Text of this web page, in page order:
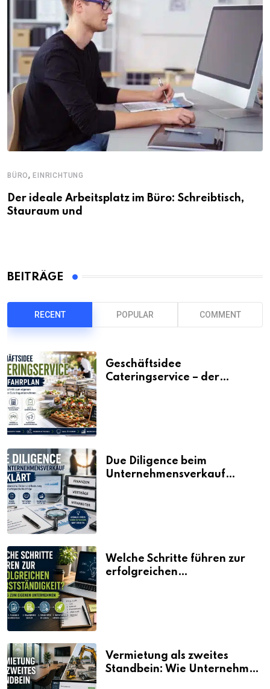
BÜRO,EINRICHTUNG
Der ideale Arbeitsplatz im Büro: Schreibtisch,
Stauraum und
BEITRÄGE
RECENT POPULAR COMMENT
Geschäftsidee
Cateringservice – der
Due Diligence beim
Unternehmensverkauf
Welche Schritte führen zur
erfolgreichen
Vermietung als zweites
Standbein: Wie Unternehmen